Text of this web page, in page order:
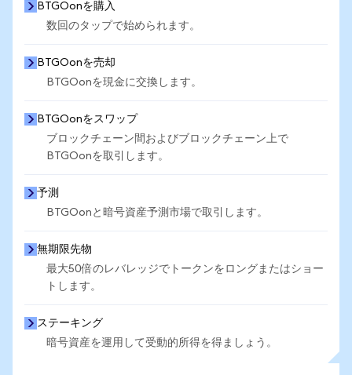
BTGOonを購入
数回のタップで始められます。
BTGOonを売却
BTGOonを現金に交換します。
BTGOonをスワップ
ブロックチェーン間およびブロックチェーン上で
BTGOonを取引します。
予測
BTGOonと暗号資産予測市場で取引します。
無期限先物
最大50倍のレバレッジでトークンをロングまたはショー
トします。
ステーキング
暗号資産を運用して受動的所得を得ましょう。